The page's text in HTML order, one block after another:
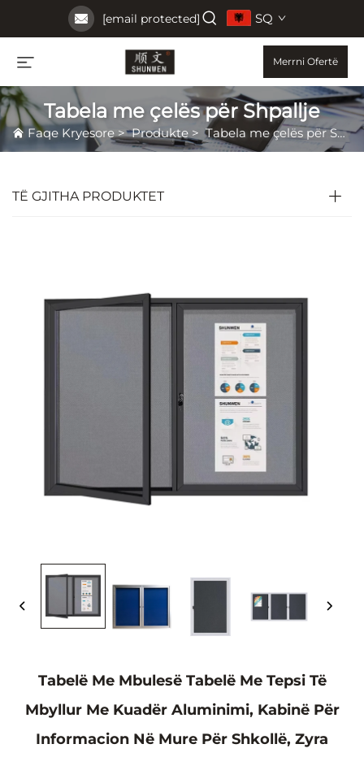
[email protected] SQ
Merrni Ofertë
Tabela me çelës për Shpallje
Faqe Kryesore >Produkte >Tabela me çelës për Shpallje
TË GJITHA PRODUKTET
Tabelë Me Mbulesë Tabelë Me Tepsi Të
Mbyllur Me Kuadër Aluminimi, Kabinë Për
Informacion Në Mure Për Shkollë, Zyra